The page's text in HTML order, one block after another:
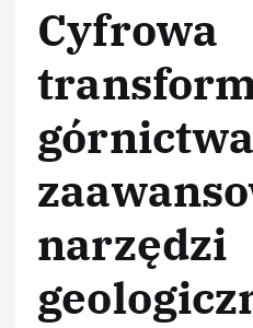
Cyfrowa
narzędzi